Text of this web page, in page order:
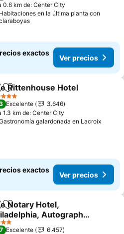
0.6 km de: Center City
Habitaciones en la última planta con
exactos
Ver precios
Agregar a favoritos
Rittenhouse Hotel
Excelente
3.646
1.3 km de: Center City
galardonada en LacroixVer
exactos
Ver precios
Agregar a favoritos
Notary Hotel,
Autograph
precios
Excelente
6.457